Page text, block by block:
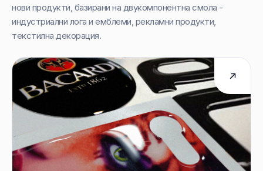
нови продукти, базирани на двукомпонентна смола -
индустриални лога и емблеми, рекламни продукти,
текстилна декорация.